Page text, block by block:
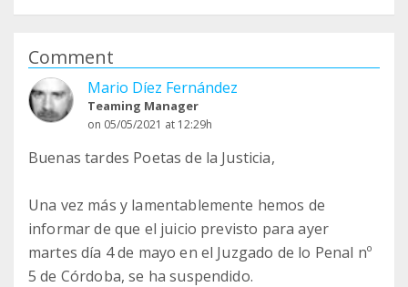
Comment
Mario Díez Fernández
Teaming Manager
on 05/05/2021 at 12:29h
Buenas tardes Poetas de la Justicia,
Una vez más y lamentablemente hemos de
informar de que el juicio previsto para ayer
martes día 4 de mayo en el Juzgado de lo Penal nº
5 de Córdoba, se ha suspendido.